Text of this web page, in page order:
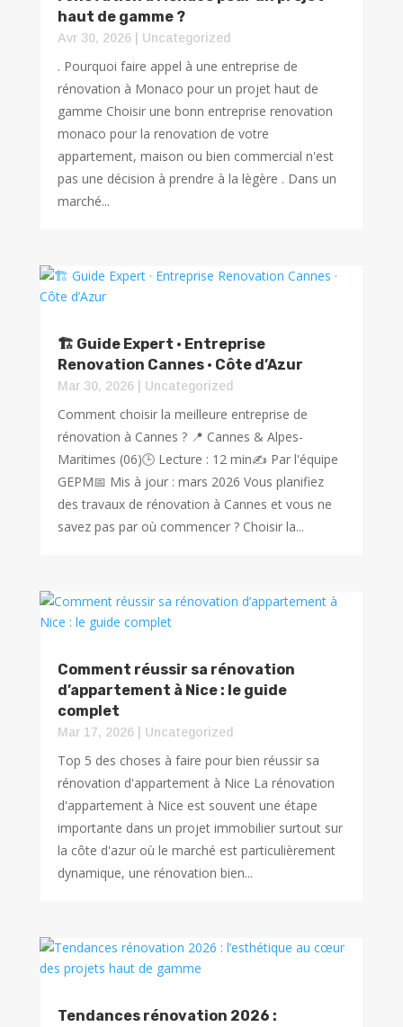
haut de gamme ?
Avr 30, 2026| Uncategorized
. Pourquoi faire appel à une entreprise de
rénovation à Monaco pour un projet haut de
gamme Choisir une bonn entreprise renovation
monaco pour la renovation de votre
appartement, maison ou bien commercial n'est
pas une décision à prendre à la lègère . Dans un
marché...
🏗️ Guide Expert · Entreprise
Renovation Cannes · Côte d’Azur
Mar 30, 2026| Uncategorized
Comment choisir la meilleure entreprise de
rénovation à Cannes ? 📍 Cannes & Alpes-
Maritimes (06)🕒 Lecture : 12 min✍️ Par l'équipe
GEPM📅 Mis à jour : mars 2026 Vous planifiez
des travaux de rénovation à Cannes et vous ne
savez pas par où commencer ? Choisir la...
Comment réussir sa rénovation
d’appartement à Nice : le guide
complet
Mar 17, 2026| Uncategorized
Top 5 des choses à faire pour bien réussir sa
rénovation d'appartement à Nice La rénovation
d'appartement à Nice est souvent une étape
importante dans un projet immobilier surtout sur
la côte d'azur où le marché est particulièrement
dynamique, une rénovation bien...
Tendances rénovation 2026 :